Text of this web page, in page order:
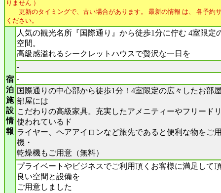
りません ）
更新のタイミングで、古い場合があります。 最新の情報 は、 各予約
ください。
宿
泊
施
設
情
報
人気の観光名所『国際通り』から徒歩1分に佇む 4室限定
空間。
高級感溢れるシークレットハウスで贅沢な一日を
-
-
国際通りの中心部から徒歩1分！4室限定の広々したお部
部屋には
こだわりの高級家具。充実したアメニティーやフリード
使われているド
ライヤー、ヘアアイロンなど旅先であると便利な物をご
機・
乾燥機もご用意（無料）
プライベートやビジネスでご利用頂くお客様に満足して
良い空間と設備を
ご用意しました